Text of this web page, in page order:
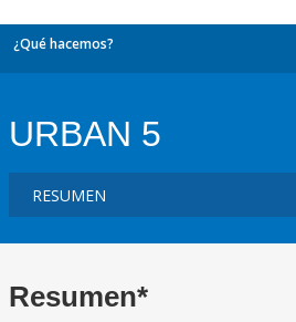
¿Qué hacemos?
URBAN 5
Resumen*